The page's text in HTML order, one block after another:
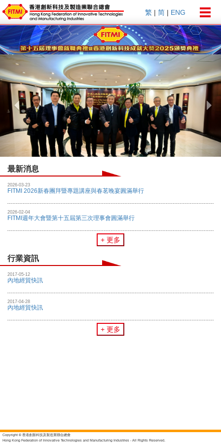
繁 | 简 | ENG
Previous
最新消息
2026-03-23
FITMI 2026新春團拜暨專題講座與春茗晚宴圓滿舉行
2026-02-04
FITMI週年大會暨第十五屆第三次理事會圓滿舉行
+ 更多
行業資訊
2017-05-12
內地經貿快訊
2017-04-28
內地經貿快訊
+ 更多
Copyright © 香港創新科技及製造業聯合總會
Hong Kong Federation of Innovative Technologies and Manufacturing Industries - All Rights Reserved.